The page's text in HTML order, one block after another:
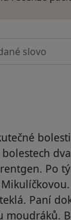
Po
Paní
moudráků.